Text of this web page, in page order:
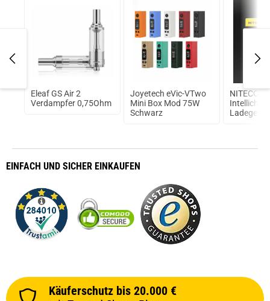
Eleaf GS Air 2
Verdampfer 0,75Ohm
Joyetech eVic-VTwo
Mini Box Mod 75W
Schwarz
EINFACH UND SICHER EINKAUFEN
Käuferschutz bis 20.000 €